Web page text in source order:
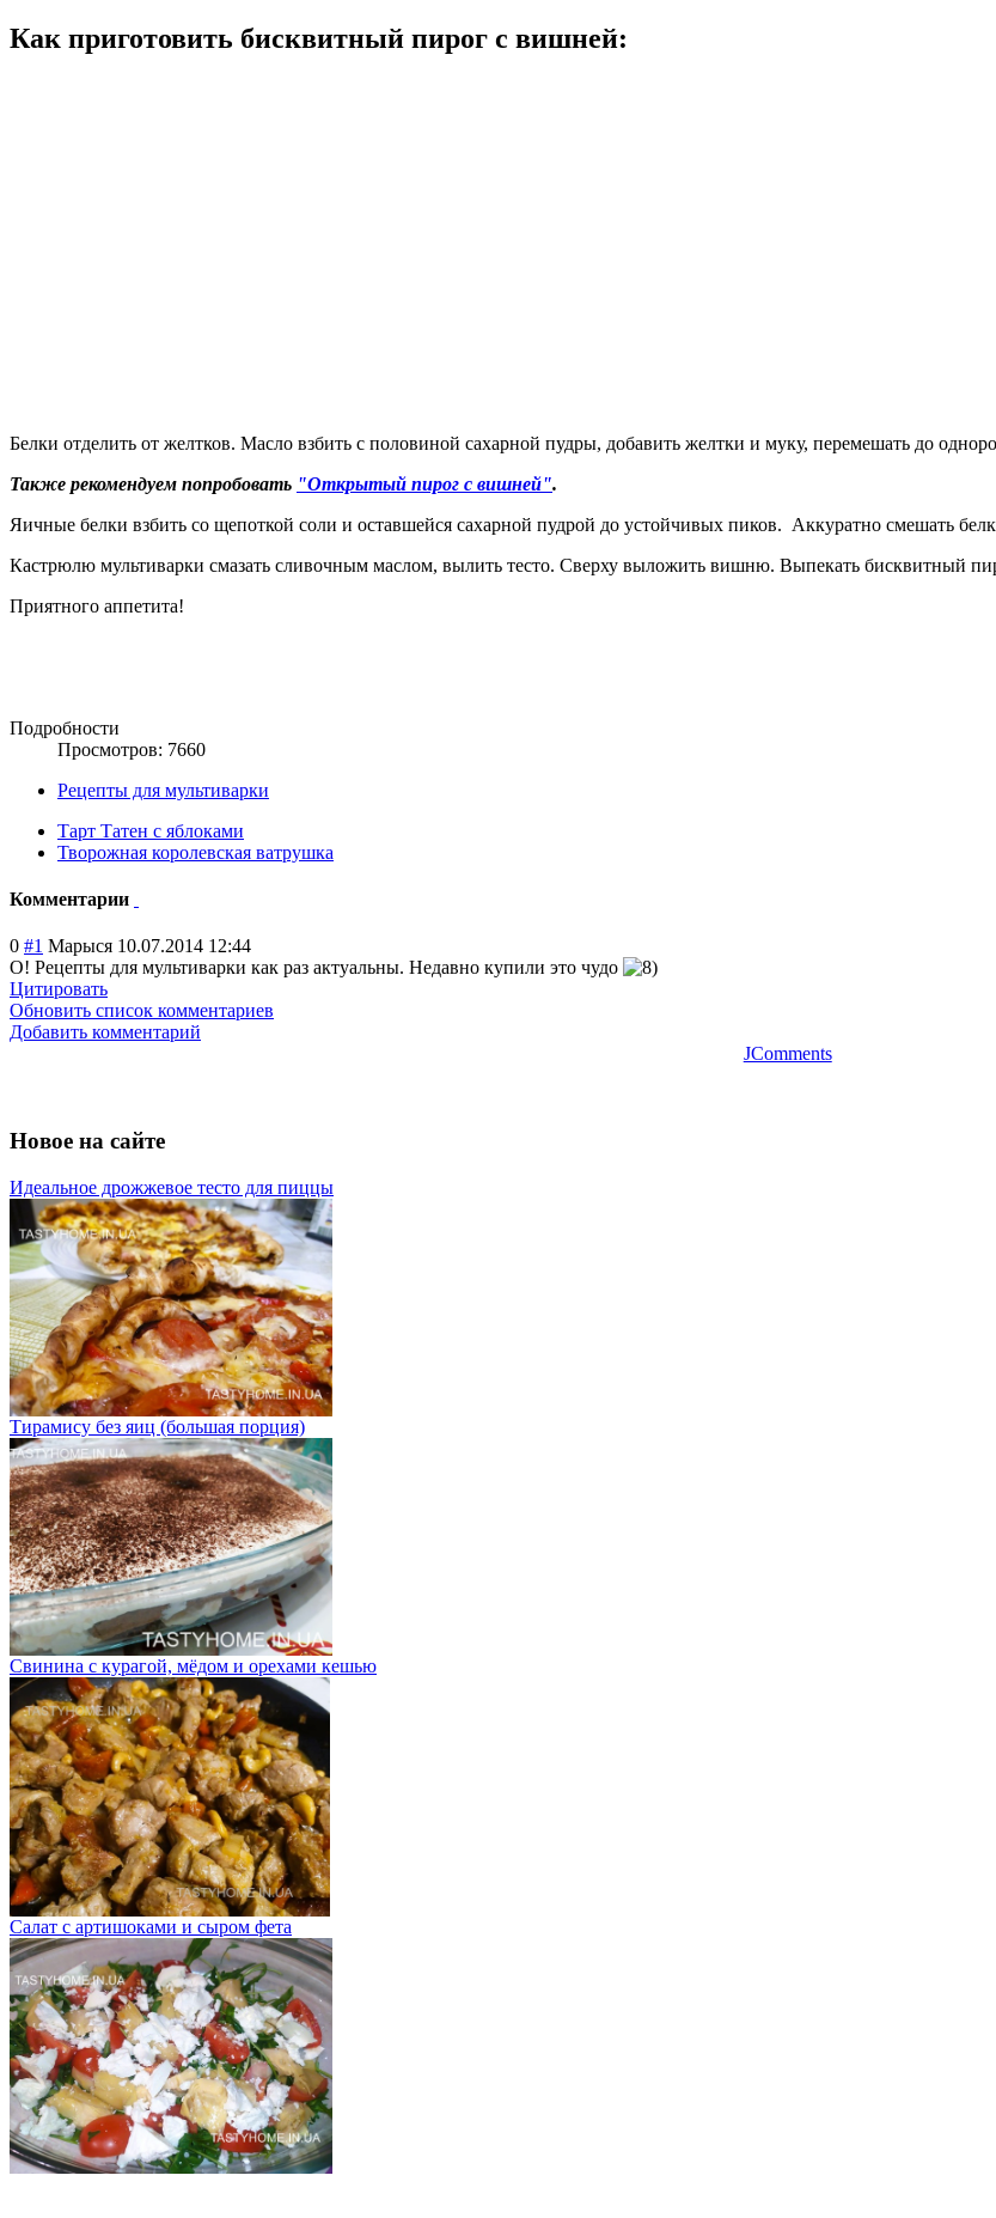
Как приготовить бисквитный пирог с вишней:
Белки отделить от желтков. Масло взбить с половиной сахарной пудры, добавить желтки и муку, перемешать до
Также рекомендуем попробовать "Открытый пирог с вишней".
Яичные белки взбить со щепоткой соли и оставшейся сахарной пудрой до устойчивых пиков. Аккуратно смешать
Кастрюлю мультиварки смазать сливочным маслом, вылить тесто. Сверху выложить вишню. Выпекать бисквитный
Приятного аппетита!
Подробности
Просмотров: 7660
Рецепты для мультиварки
Тарт Татен с яблоками
Творожная королевская ватрушка
Комментарии
0 #1 Марыся 10.07.2014 12:44
О! Рецепты для мультиварки как раз актуальны. Недавно купили это чудо
Цитировать
Обновить список комментариев
Добавить комментарий
JComments
Новое на сайте
Идеальное дрожжевое тесто для пиццы
Тирамису без яиц (большая порция)
Свинина с курагой, мёдом и орехами кешью
Салат с артишоками и сыром фета